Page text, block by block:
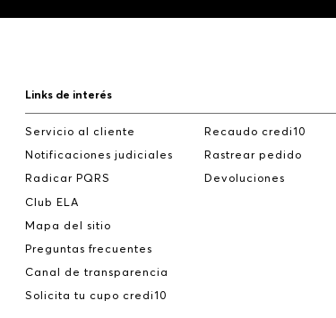
Links de interés
Servicio al cliente
Notificaciones judiciales
Radicar PQRS
Club ELA
Mapa del sitio
Preguntas frecuentes
Canal de transparencia
Solicita tu cupo credi10
Recaudo credi10
Rastrear pedido
Devoluciones